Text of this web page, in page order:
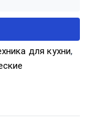
для кухни,